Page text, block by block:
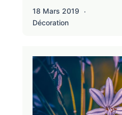
18 Mars 2019
Décoration